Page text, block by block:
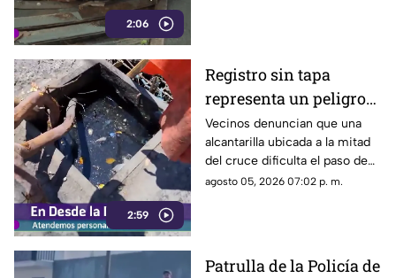
2:06
2:59
Registro sin tapa
representa un peligro
desde hace meses en la
calle Eleuterio
González
Vecinos denuncian que una
alcantarilla ubicada a la mitad
del cruce dificulta el paso de
los automovilistas y, durante la
agosto 05, 2026 07:02 p. m.
Patrulla de la Policía de